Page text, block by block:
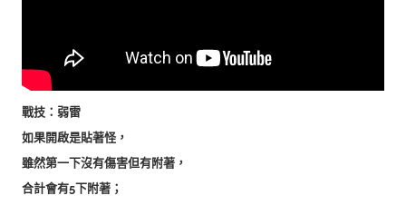
戰技：弱雷
如果開啟是貼著怪，
雖然第一下沒有傷害但有附著，
合計會有5下附著；